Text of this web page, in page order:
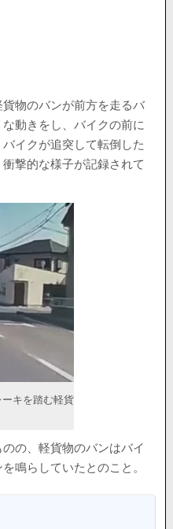
物のバンが前方を走るバ
動きをし、バイクの前に
イクが追突して転倒した
撃的な様子が記録されて
キを踏む軽貨
の、軽貨物のバンはバイ
鳴らしていたとのこと。